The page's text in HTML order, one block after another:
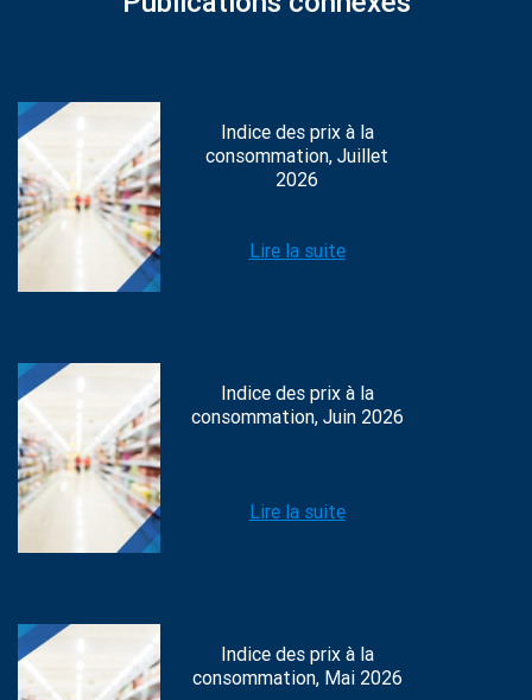
Indice des prix à la
consommation, Juillet
2026
Lire la suite
Indice des prix à la
consommation, Juin 2026
Lire la suite
Indice des prix à la
consommation, Mai 2026